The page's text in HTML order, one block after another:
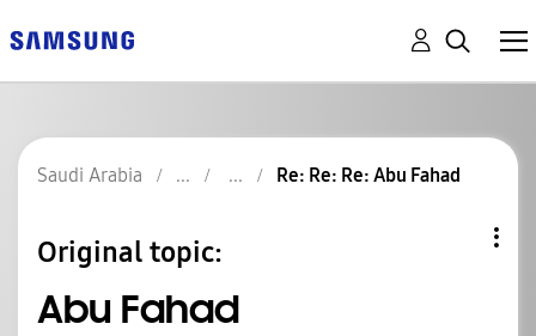
Saudi Arabia Re: Re: Re: Abu Fahad
Original topic:
Abu Fahad